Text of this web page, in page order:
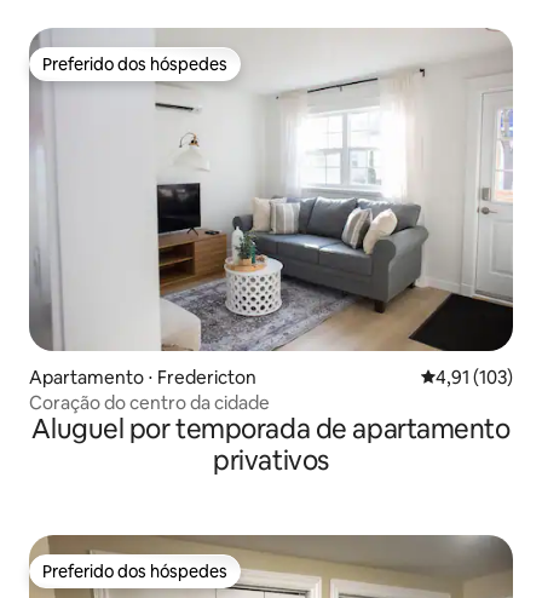
Preferido dos hóspedes
Preferido dos hóspedes
Apartamento ⋅ Fredericton 4,91 de uma
4,91 (103)
Coração do centro da cidade
Aluguel por temporada de apartamento
privativos
Preferido dos hóspedes
Preferido dos hóspedes